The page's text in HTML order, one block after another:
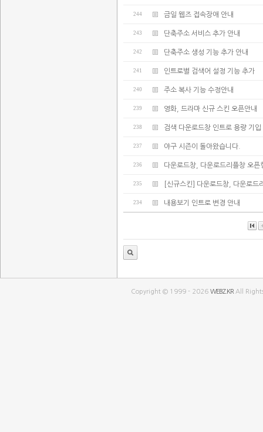
244 금일 웹즈 접속장애 안내
243 단축주소 서비스 추가 안내
242 단축주소 생성 기능 추가 안내
241 인트로별 검색어 설정 기능 추가
240 주소 복사 기능 수정안내
239 영화, 드라마 신규 스킨 오픈안내
238 검색 다운로드창 인트로 용량 기입
237 야구 시즌이 돌아왔습니다.
236 다운로드창, 다운로드리플창 오픈
235 [신규스킨] 다운로드창, 다운로드
234 내용보기 인트로 변경 안내
Copyright © 1999 - 2026WEBZ.KR All